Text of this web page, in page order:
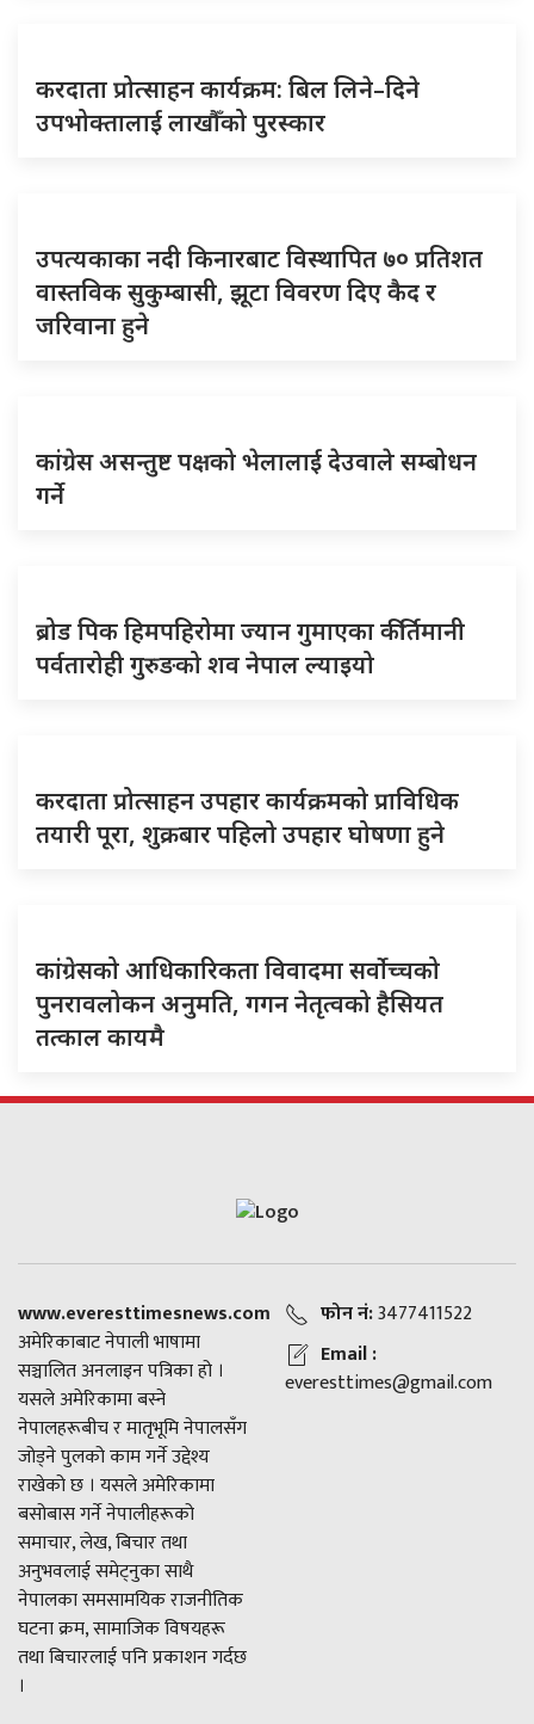
करदाता प्रोत्साहन कार्यक्रम: बिल लिने–दिने
उपभोक्तालाई लाखौँको पुरस्कार
उपत्यकाका नदी किनारबाट विस्थापित ७० प्रतिशत
वास्तविक सुकुम्बासी, झूटा विवरण दिए कैद र
जरिवाना हुने
कांग्रेस असन्तुष्ट पक्षको भेलालाई देउवाले सम्बोधन
गर्ने
ब्रोड पिक हिमपहिरोमा ज्यान गुमाएका कीर्तिमानी
पर्वतारोही गुरुङको शव नेपाल ल्याइयो
करदाता प्रोत्साहन उपहार कार्यक्रमको प्राविधिक
तयारी पूरा, शुक्रबार पहिलो उपहार घोषणा हुने
कांग्रेसको आधिकारिकता विवादमा सर्वोच्चको
पुनरावलोकन अनुमति, गगन नेतृत्वको हैसियत
तत्काल कायमै
www.everesttimesnews.com
अमेरिकाबाट नेपाली भाषामा
सञ्चालित अनलाइन पत्रिका हो ।
यसले अमेरिकामा बस्ने
नेपालहरूबीच र मातृभूमि नेपालसँग
जोड्ने पुलको काम गर्ने उद्देश्य
राखेको छ । यसले अमेरिकामा
बसोबास गर्ने नेपालीहरूको
समाचार, लेख, बिचार तथा
अनुभवलाई समेट्नुका साथै
नेपालका समसामयिक राजनीतिक
घटना क्रम, सामाजिक विषयहरू
तथा बिचारलाई पनि प्रकाशन गर्दछ
।
फोन नं:3477411522
Email :
everesttimes@gmail.com